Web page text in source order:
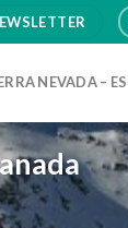
NEVADA –